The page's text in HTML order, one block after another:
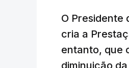
O Presidente
cria a
entanto, que
diminuição